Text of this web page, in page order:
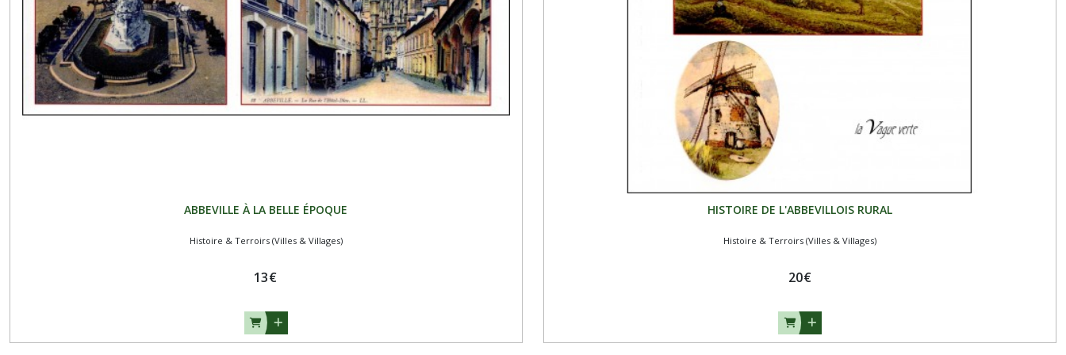
ABBEVILLE À LA BELLE ÉPOQUE
Histoire & Terroirs (Villes & Villages)
13€
HISTOIRE DE L'ABBEVILLOIS RURAL
Histoire & Terroirs (Villes & Villages)
20€